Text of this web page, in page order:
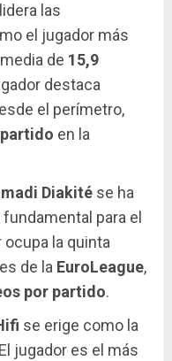
lidera las
el jugador más
de 15,9
destaca
el perímetro,
en la
Diakité se ha
para el
la quinta
de la EuroLeague,
por partido.
se erige como la
jugador es el más